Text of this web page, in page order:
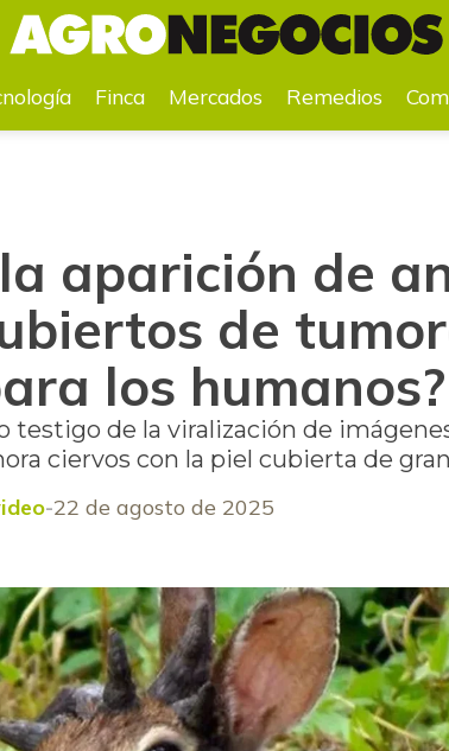
¿son peligrosos para los humanos?
Finca Mercados Remedios
aparición de
de
los humanos?
testigo de la viralización de
ciervos con la piel cubierta de
22 de agosto de 2025